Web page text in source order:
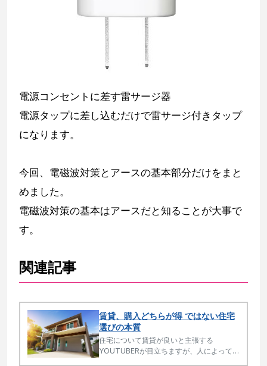
電源コンセントに差す雷サージ器
電源タップに差し込むだけで雷サージ付きタップ
になります。
今回、電磁波対策とアースの基本部分だけをまと
めました。
電磁波対策の基本はアースだと知ることが大事で
す。
関連記事
賃貸、購入どちらが得 ではない住宅
選びの本質
住宅について賃貸が良いと主張する
YOUTUBERが目立ちますが、人によって物